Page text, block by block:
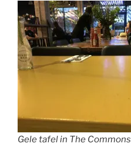
Gele tafel in The Commons